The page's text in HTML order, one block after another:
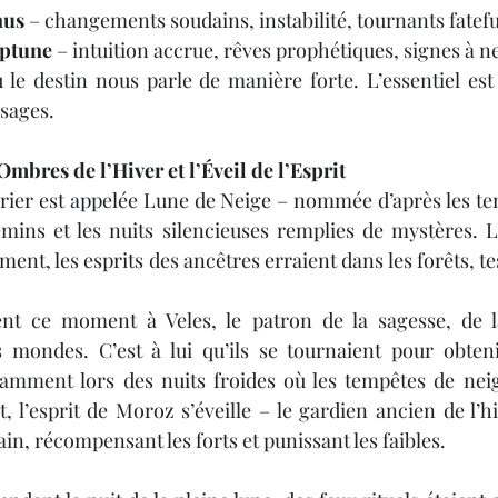
– changements soudains, instabilité, tournants
– intuition accrue, rêves prophétiques, signes à
le destin nous parle de manière forte. L’essentiel
de l’Hiver et l’Éveil de l’Esprit
est appelée Lune de Neige – nommée d’après les
et les nuits silencieuses remplies de mystères.
les esprits des ancêtres erraient dans les forêts,
ce moment à Veles, le patron de la sagesse, de
C’est à lui qu’ils se tournaient pour
lors des nuits froides où les tempêtes de
l’esprit de Moroz s’éveille – le gardien ancien de
récompensant les forts et punissant les faibles.